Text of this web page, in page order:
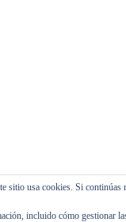
sitio usa cookies. Si continúas
incluido cómo gestionar